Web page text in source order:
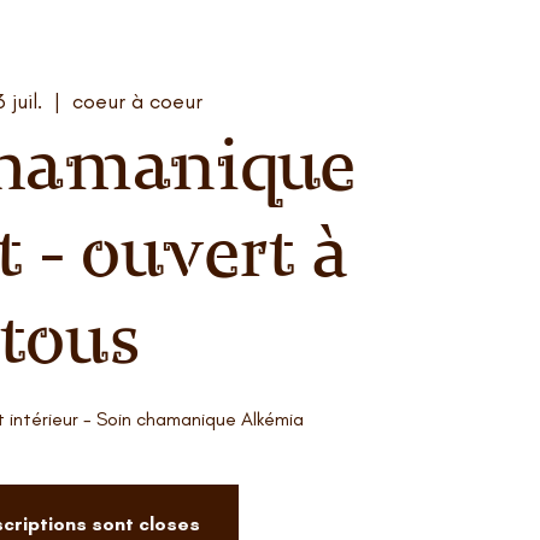
juil.
  |
coeur à coeur
- ouvert à
tous
- Soin chamanique Alkémia
sont closes